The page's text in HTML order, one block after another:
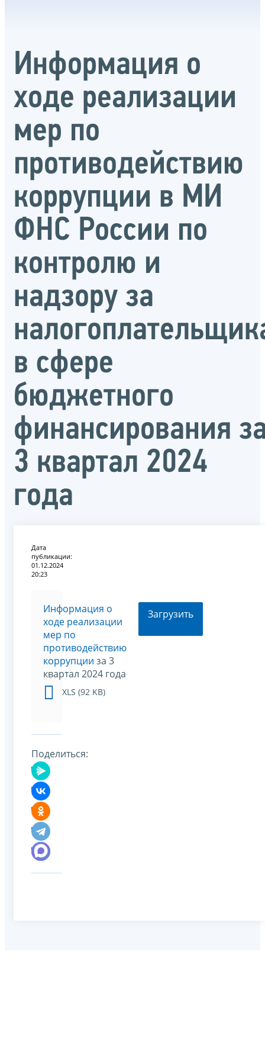
Информация о
ходе реализации
мер по
противодействию
коррупции в МИ
ФНС России по
контролю и
надзору за
в сфере
бюджетного
финансирования
3 квартал 2024
года
Дата
публикации:
01.12.2024
20:23
Информация о
ходе реализации
мер по
противодействию
коррупции за 3
квартал 2024 года
XLS (92 KB)
Загрузить
Поделиться: